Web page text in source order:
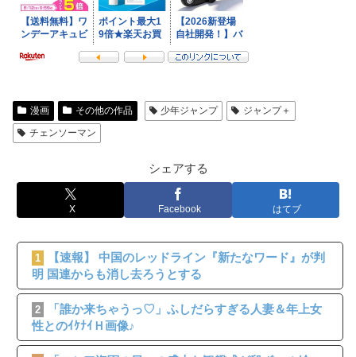
漫画 その他の作品 少年ジャンプ
ジャンプ＋
チェンソーマン
シェアする
X Facebook はてブ
1
【速報】 中国のレッドライン『新たなワード』が判
明 国連からも消し去ろうとする
2
「誰か来ちゃうっ♡」ふしだらすぎる人妻＆年上女
性とのｲｹﾅｲＨ画像♪